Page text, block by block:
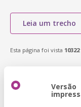
Leia um trecho
Esta página foi vista 10322
Versão